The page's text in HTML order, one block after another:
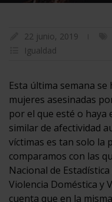
22 junio, 2019
Igualdad
Esta última semana
mujeres asesinadas
por el que esté o haya
similar de afectividad
víctimas es tan solo la
comparamos con las
Nacional de
Violencia Doméstica y
cuenta que en la